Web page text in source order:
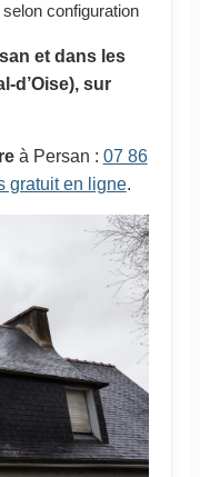
configuration
et dans les
d’Oise), sur
à Persan : 07 86
gratuit en ligne.